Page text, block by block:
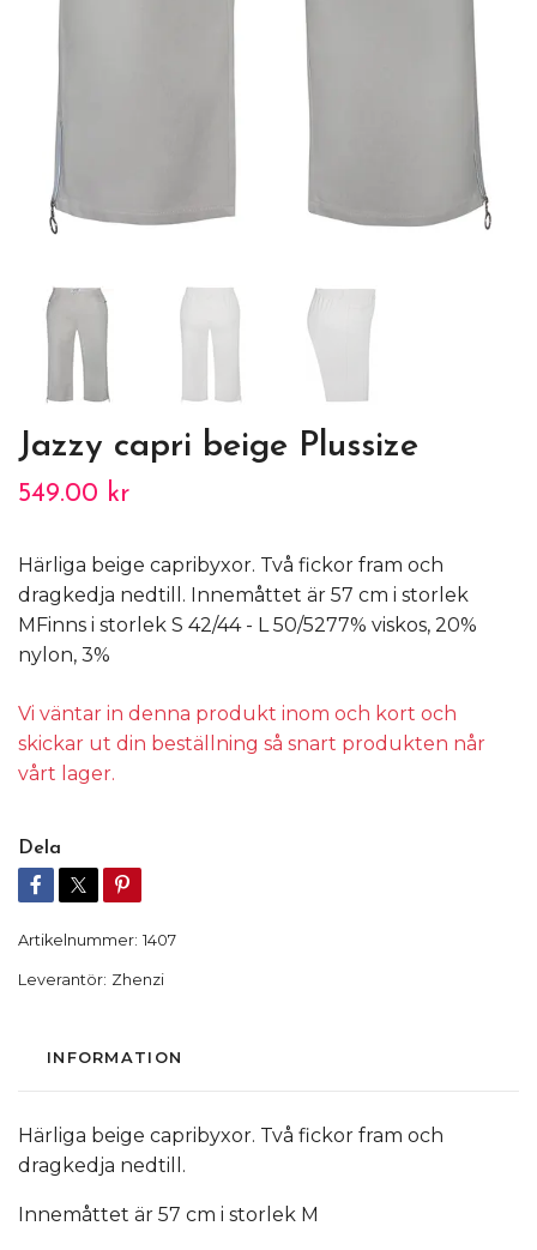
Jazzy capri beige Plussize
549.00 kr
Härliga beige capribyxor. Två fickor fram och
dragkedja nedtill. Innemåttet är 57 cm i storlek
MFinns i storlek S 42/44 - L 50/5277% viskos, 20%
nylon, 3%
Vi väntar in denna produkt inom och kort och
skickar ut din beställning så snart produkten når
vårt lager.
Dela
Artikelnummer: 1407
Leverantör: Zhenzi
INFORMATION
Härliga beige capribyxor. Två fickor fram och
dragkedja nedtill.
Innemåttet är 57 cm i storlek M